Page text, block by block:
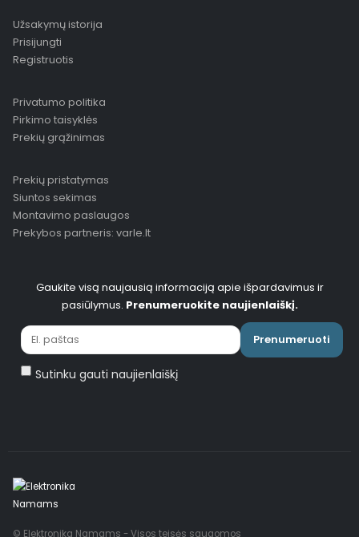
Užsakymų istorija
Prisijungti
Registruotis
Privatumo politika
Pirkimo taisyklės
Prekių grąžinimas
Prekių pristatymas
Siuntos sekimas
Montavimo paslaugos
Prekybos partneris: varle.lt
Gaukite visą naujausią informaciją apie išpardavimus ir
pasiūlymus. Prenumeruokite naujienlaiškį.
Prenumeruoti
Sutinku gauti naujienlaiškį
© Elektronika Namams - Visos teisės saugomos